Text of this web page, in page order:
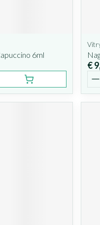
6ml
€